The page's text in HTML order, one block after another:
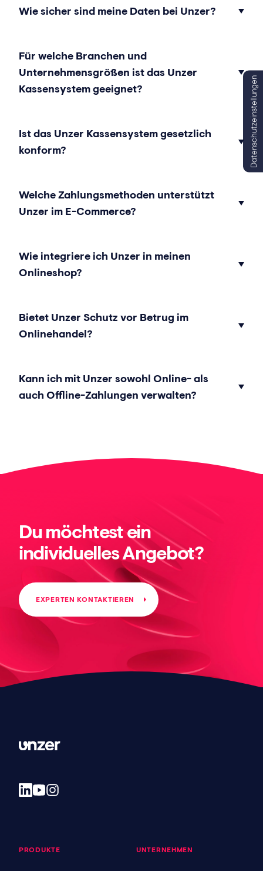
Wie sicher sind meine Daten bei Unzer?
Für welche Branchen und
Unternehmensgrößen ist das Unzer
Kassensystem geeignet?
Ist das Unzer Kassensystem gesetzlich
konform?
Welche Zahlungsmethoden unterstützt
Unzer im E-Commerce?
Wie integriere ich Unzer in meinen
Onlineshop?
Bietet Unzer Schutz vor Betrug im
Onlinehandel?
Kann ich mit Unzer sowohl Online- als
auch Offline-Zahlungen verwalten?
Du möchtest ein
individuelles Angebot?
EXPERTEN KONTAKTIEREN
PRODUKTE UNTERNEHMEN
Datenschutzeinstellungen